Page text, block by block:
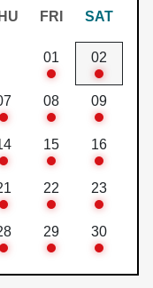
FRI SAT
01 02
08 09
15 16
22 23
29 30